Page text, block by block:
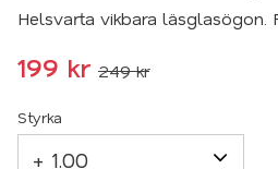
Helsvarta vikbara läsglasögon.
Nedsatt pris:
199 kr Ordinarie pris:
249kr
Styrka